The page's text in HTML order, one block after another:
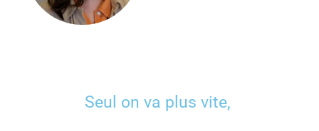
Seul on va plus vite,